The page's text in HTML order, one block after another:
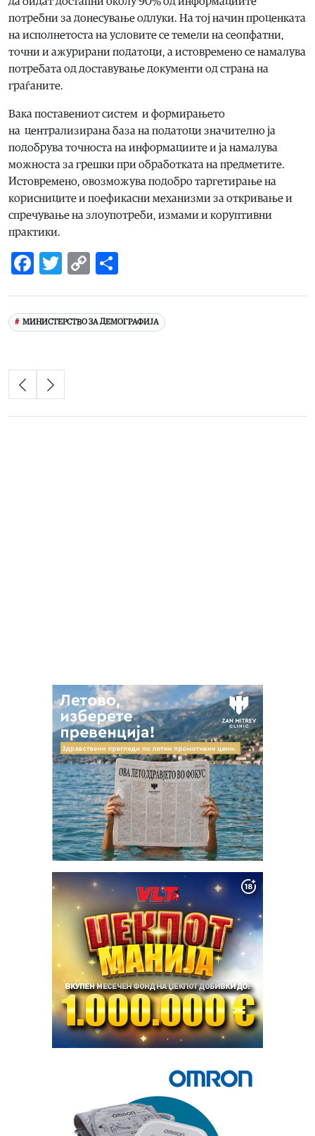
потребни за донесување одлуки. На тој начин проценката
на исполнетоста на условите се темели на сеопфатни,
точни и ажурирани податоци, а истовремено се намалува
потребата од доставување документи од страна на
граѓаните.
Вака поставениот систем и формирањето
на централизирана база на податоци значително ја
подобрува точноста на информациите и ја намалува
можноста за грешки при обработката на предметите.
Истовремено, овозможува подобро таргетирање на
корисниците и поефикасни механизми за откривање и
спречување на злоупотреби, измами и коруптивни
практики.
Facebook
Twitter
Copy
МИНИСТЕРСТВО ЗА ДЕМОГРАФИЈА